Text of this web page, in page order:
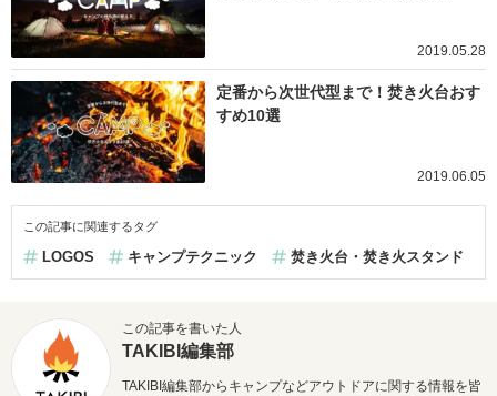
2019.05.28
定番から次世代型まで！焚き火台おす
すめ10選
2019.06.05
この記事に関連するタグ
LOGOS キャンプテクニック 焚き火台・焚き火スタンド
この記事を書いた人
TAKIBI編集部
TAKIBI編集部からキャンプなどアウトドアに関する情報を皆